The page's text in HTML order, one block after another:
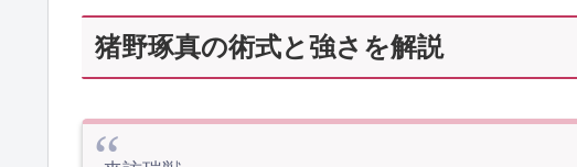
猪野琢真の術式と強さを解説